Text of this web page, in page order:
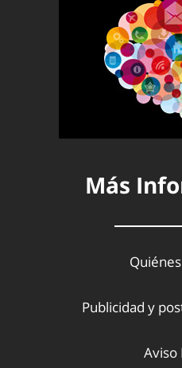
Más
Publicidad y
Aviso